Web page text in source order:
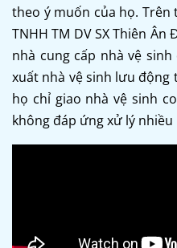
theo ý muốn của họ.
TNHH TM DV SX Thiên
nhà cung cấp nhà vệ
xuất nhà vệ sinh lưu động
họ chỉ giao nhà vệ sinh
không đáp ứng xử lý nhiều